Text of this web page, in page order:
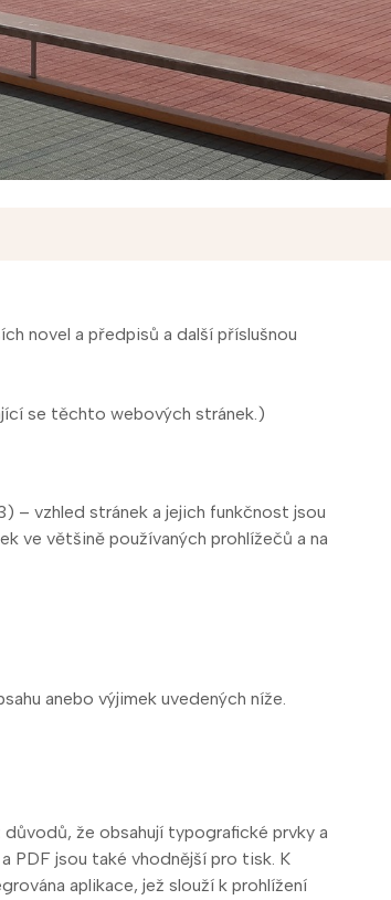
novel a předpisů a další příslušnou
se těchto webových stránek.)
– vzhled stránek a jejich funkčnost jsou
ve většině používaných prohlížečů a na
anebo výjimek uvedených níže.
že obsahují typografické prvky a
PDF jsou také vhodnější pro tisk. K
aplikace, jež slouží k prohlížení